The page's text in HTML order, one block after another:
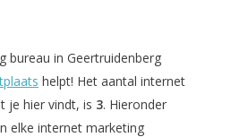
bureau in Geertruidenberg
helpt! Het aantal internet
je hier vindt, is 3. Hieronder
elke internet marketing